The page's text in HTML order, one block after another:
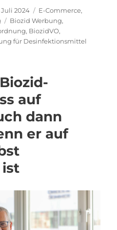
Juli 2024 Kategorien
E-Commerce,
Schlagwörter
Biozid Werbung,
, BiozidVO,
für Desinfektionsmittel
auf
dann
er auf